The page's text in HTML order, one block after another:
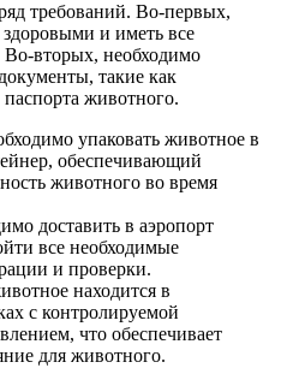
требований. Во-первых,
и иметь все
вторых, необходимо
такие как
животного.
упаковать животное в
обеспечивающий
животного во время
доставить в аэропорт
все необходимые
и проверки.
находится в
с контролируемой
что обеспечивает
для животного.